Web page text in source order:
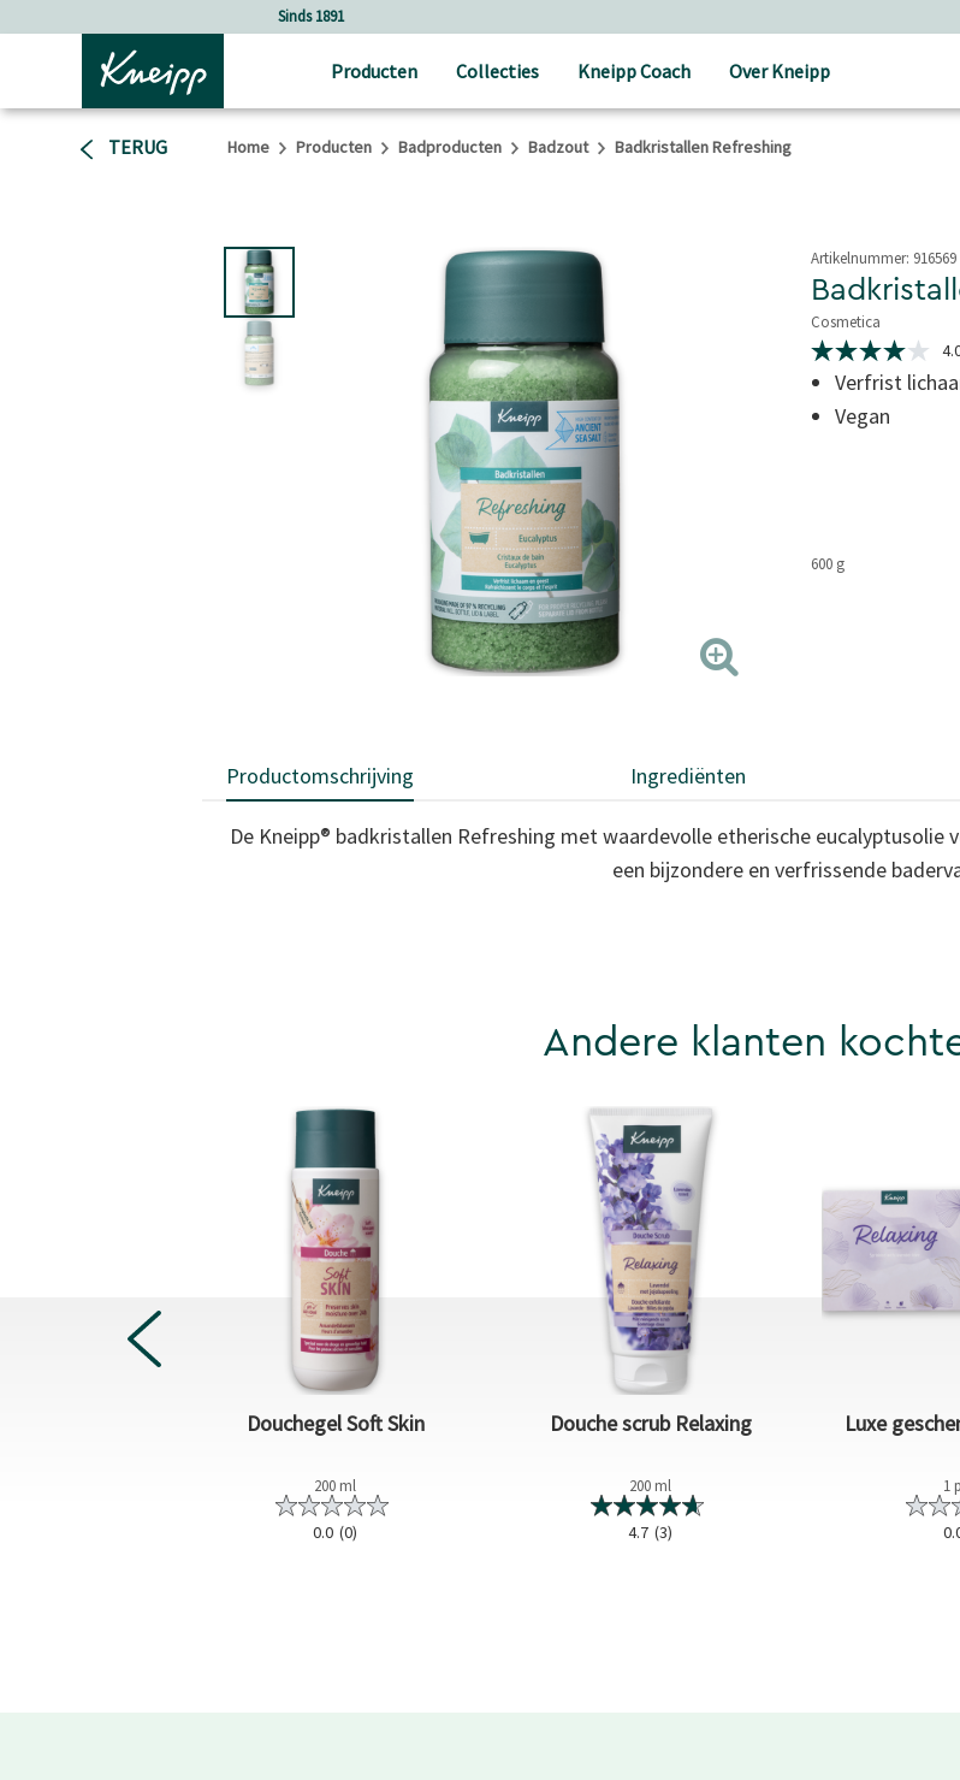
Sinds 1891
Producten Collecties Kneipp Coach Over Kneipp
TERUG Home Producten Badproducten Badzout Badkristallen Refreshing
Artikelnummer: 916569
Cosmetica
3,5 van 5 sterren
4.0
van
sterren,
gemiddelde
Verfrist
Vegan
600 g
Productomschrijving Ingrediënten
De Kneipp® badkristallen Refreshing met waardevolle etherische eucalyptusolie
een bijzondere en verfrissende
Andere klanten
Douchegel Soft Skin
200 ml
0.0 (0)
Douche scrub Relaxing
200 ml
4.7 (3)
Luxe
1